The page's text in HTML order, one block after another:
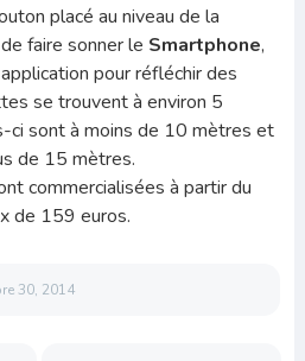
placé au niveau de la
faire sonner le Smartphone,
pour réfléchir des
se trouvent à environ 5
ci sont à moins de 10 mètres et
de 15 mètres.
commercialisées à partir du
de 159 euros.
30, 2014